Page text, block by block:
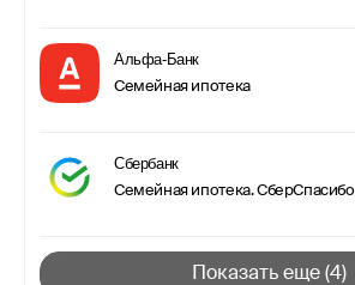
Альфа-Банк
Семейная ипотека
Сбербанк
Семейная ипотека. СберСпасибо
Показать еще (4)